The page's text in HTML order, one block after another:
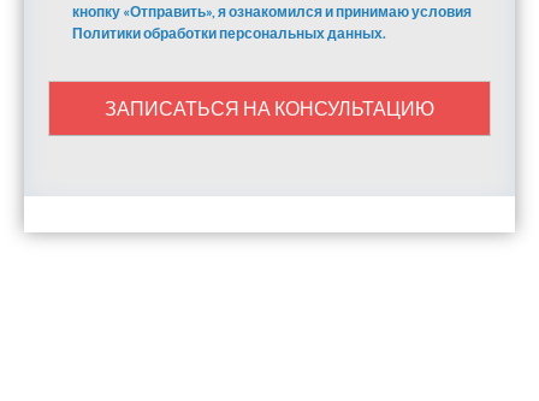
кнопку «Отправить», я ознакомился и принимаю условия
Политики обработки персональных данных.
ЗАПИСАТЬСЯ НА КОНСУЛЬТАЦИЮ